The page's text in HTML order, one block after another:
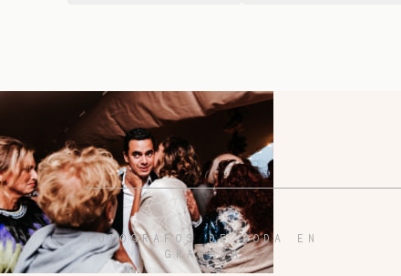
FOTÓGRAFOS DE BODA EN
GRANADA